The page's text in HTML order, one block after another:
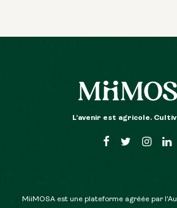
L’avenir est agricole.
MiiMOSA est une plateforme agréée par